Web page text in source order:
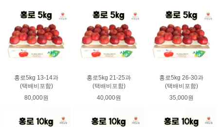
홍로5kg 13-14과
(택배비포함)
80,000원
홍로5kg 21-25과
(택배비포함)
40,000원
홍로5kg 26-30과
(택배비포함)
35,000원